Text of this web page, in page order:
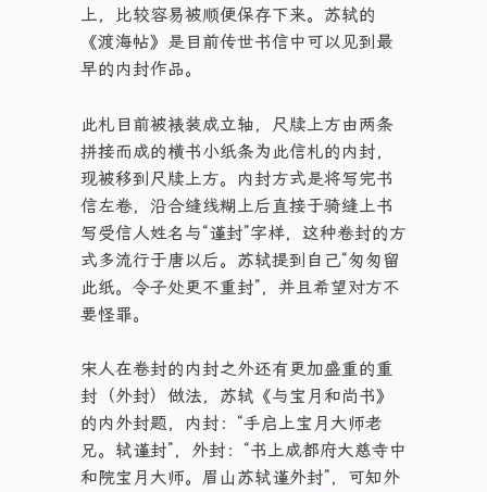
上，比较容易被顺便保存下来。苏轼的
《渡海帖》是目前传世书信中可以见到最
早的内封作品。
此札目前被裱装成立轴，尺牍上方由两条
拼接而成的横书小纸条为此信札的内封，
现被移到尺牍上方。内封方式是将写完书
信左卷，沿合缝线糊上后直接于骑缝上书
写受信人姓名与“谨封”字样，这种卷封的方
式多流行于唐以后。苏轼提到自己“匆匆留
此纸。令子处更不重封”，并且希望对方不
要怪罪。
宋人在卷封的内封之外还有更加盛重的重
封（外封）做法，苏轼《与宝月和尚书》
的内外封题，内封：“手启上宝月大师老
兄。轼谨封”，外封：“书上成都府大慈寺中
和院宝月大师。眉山苏轼谨外封”，可知外